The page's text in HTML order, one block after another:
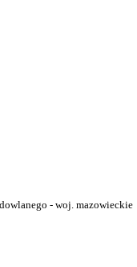
- woj. mazowieckie